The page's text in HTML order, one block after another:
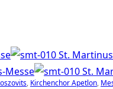
, Kirchenchor Apetlon,